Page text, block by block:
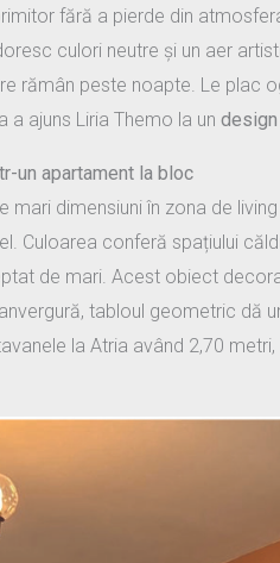
fără a pierde din
culori neutre și un aer
rămân peste noapte. Le plac
a ajuns Liria Themo la un
un apartament la bloc
mari dimensiuni în zona de
Culoarea conferă spațiului
de mari. Acest obiect
tabloul geometric dă
la Atria având 2,70